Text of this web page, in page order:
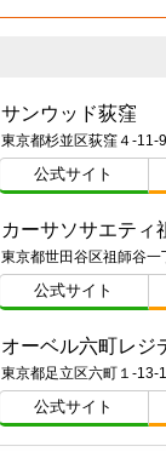
サンウッド荻窪
東京都杉並区荻窪４-11-9
公式サイト
カーサソサエティ
公式サイト
オーベル六町レジ
公式サイト